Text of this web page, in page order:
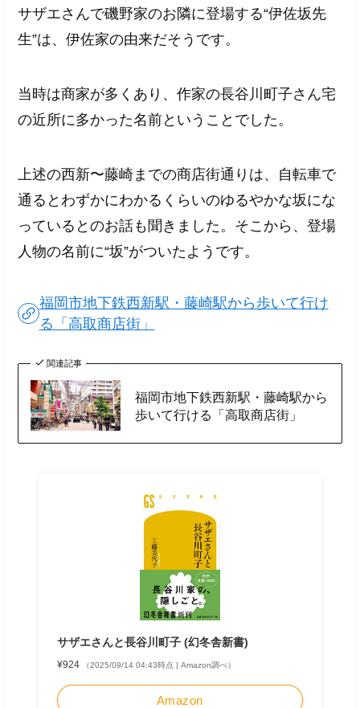
サザエさんで磯野家のお隣に登場する“伊佐坂先
生”は、伊佐家の由来だそうです。
当時は商家が多くあり、作家の長谷川町子さん宅
の近所に多かった名前ということでした。
上述の西新〜藤崎までの商店街通りは、自転車で
通るとわずかにわかるくらいのゆるやかな坂にな
っているとのお話も聞きました。そこから、登場
人物の名前に“坂”がついたようです。
福岡市地下鉄西新駅・藤崎駅から歩いて行け
る「高取商店街」
関連記事
福岡市地下鉄西新駅・藤崎駅から
歩いて行ける「高取商店街」
サザエさんと長谷川町子 (幻冬舎新書)
¥924 （2025/09/14 04:43時点 | Amazon調べ）
Amazon